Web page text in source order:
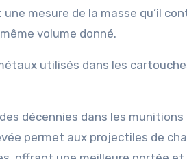
mesure de la masse qu’il
volume donné.
utilisés dans les
décennies dans les munitions
permet aux projectiles de